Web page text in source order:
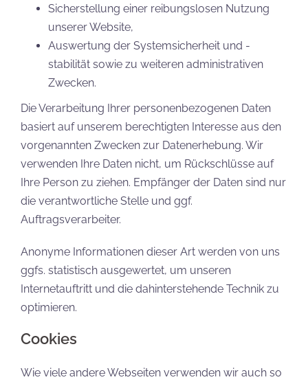
Sicherstellung einer reibungslosen Nutzung
unserer Website,
Auswertung der Systemsicherheit und -
stabilität sowie zu weiteren administrativen
Zwecken.
Die Verarbeitung Ihrer personenbezogenen Daten
basiert auf unserem berechtigten Interesse aus den
vorgenannten Zwecken zur Datenerhebung. Wir
verwenden Ihre Daten nicht, um Rückschlüsse auf
Ihre Person zu ziehen. Empfänger der Daten sind nur
die verantwortliche Stelle und ggf.
Auftragsverarbeiter.
Anonyme Informationen dieser Art werden von uns
ggfs. statistisch ausgewertet, um unseren
Internetauftritt und die dahinterstehende Technik zu
optimieren.
Cookies
Wie viele andere Webseiten verwenden wir auch so